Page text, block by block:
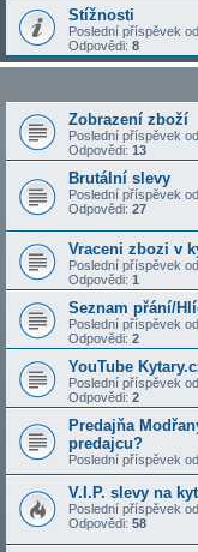
Stížnosti
Poslední příspěvek od
Odpovědi: 8
Zobrazení zboží
Poslední příspěvek od
Odpovědi: 13
Brutální slevy
Poslední příspěvek od
Odpovědi: 27
Vraceni zbozi v
Poslední příspěvek od
Odpovědi: 1
Seznam přání/
Poslední příspěvek od
Odpovědi: 2
YouTube
Poslední příspěvek od
Odpovědi: 2
Predajňa
predajcu?
Poslední příspěvek od
V.I.P. slevy na
Poslední příspěvek od
Odpovědi: 58